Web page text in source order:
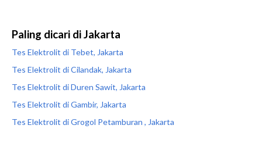
Paling dicari di Jakarta
Tes Elektrolit di Tebet, Jakarta
Tes Elektrolit di Cilandak, Jakarta
Tes Elektrolit di Duren Sawit, Jakarta
Tes Elektrolit di Gambir, Jakarta
Tes Elektrolit di Grogol Petamburan , Jakarta